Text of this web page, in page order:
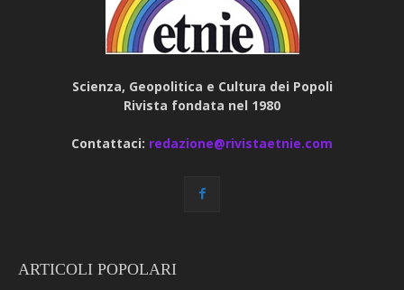
Scienza, Geopolitica e Cultura dei Popoli
Rivista fondata nel 1980
Contattaci: redazione@rivistaetnie.com
ARTICOLI POPOLARI